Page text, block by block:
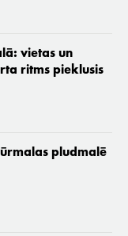
vietas un
ritms pieklusis
pludmalē